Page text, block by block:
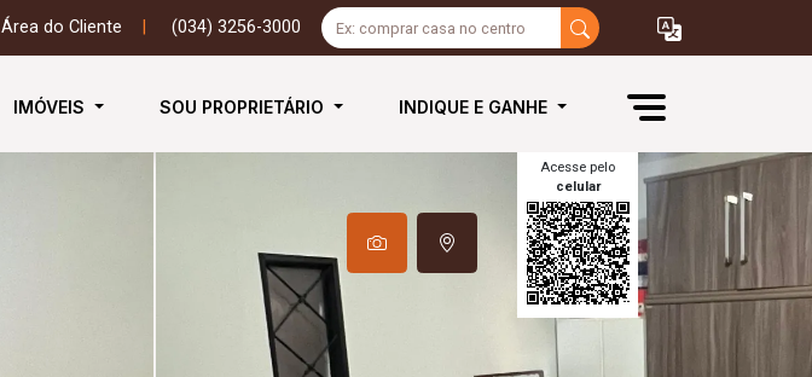
Área do Cliente (034) 3256-3000
IMÓVEIS SOU PROPRIETÁRIO INDIQUE E GANHE
Acesse pelo
celular